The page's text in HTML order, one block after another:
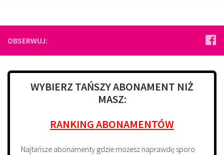
OBSERWUJ:
WYBIERZ TAŃSZY ABONAMENT NIŻ
MASZ:
RANKING ABONAMENTÓW
Najtańsze abonamenty gdzie możesz naprawdę sporo